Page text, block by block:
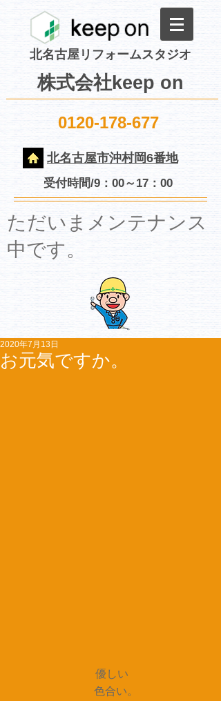
北名古屋リフォームスタジオ
株式会社keep on
0120-178-677
北名古屋市沖村岡6番地
受付時間/9：00～17：00
​ただいまメンテナンス
中です。
お元気ですか。
2020年7月13日
優しい
色合い。